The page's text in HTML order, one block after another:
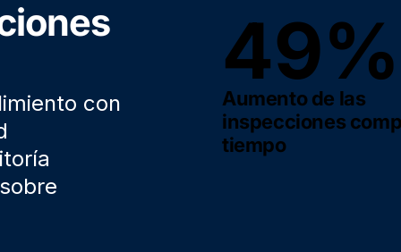
con
49%
Aumento de las
inspecciones
tiempo